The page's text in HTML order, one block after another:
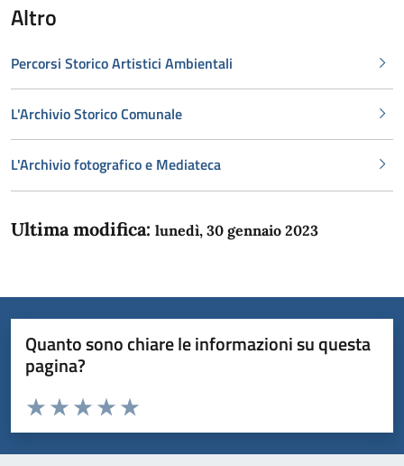
Altro
Percorsi Storico Artistici Ambientali
L'Archivio Storico Comunale
L'Archivio fotografico e Mediateca
Ultima modifica: lunedì, 30 gennaio 2023
Quanto sono chiare le informazioni su questa
pagina?
Domanda
Valuta da 1 a 5 stelle la pagina
Valuta 5 stelle su 5
Valuta 4 stelle su 5
Valuta 3 stelle su 5
Valuta 2 stelle su 5
Valuta 1 stelle su 5